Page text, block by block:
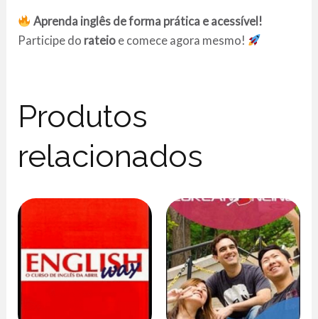
Aprenda inglês de forma prática e acessível!
Participe do rateio e comece agora mesmo!
Produtos
relacionados